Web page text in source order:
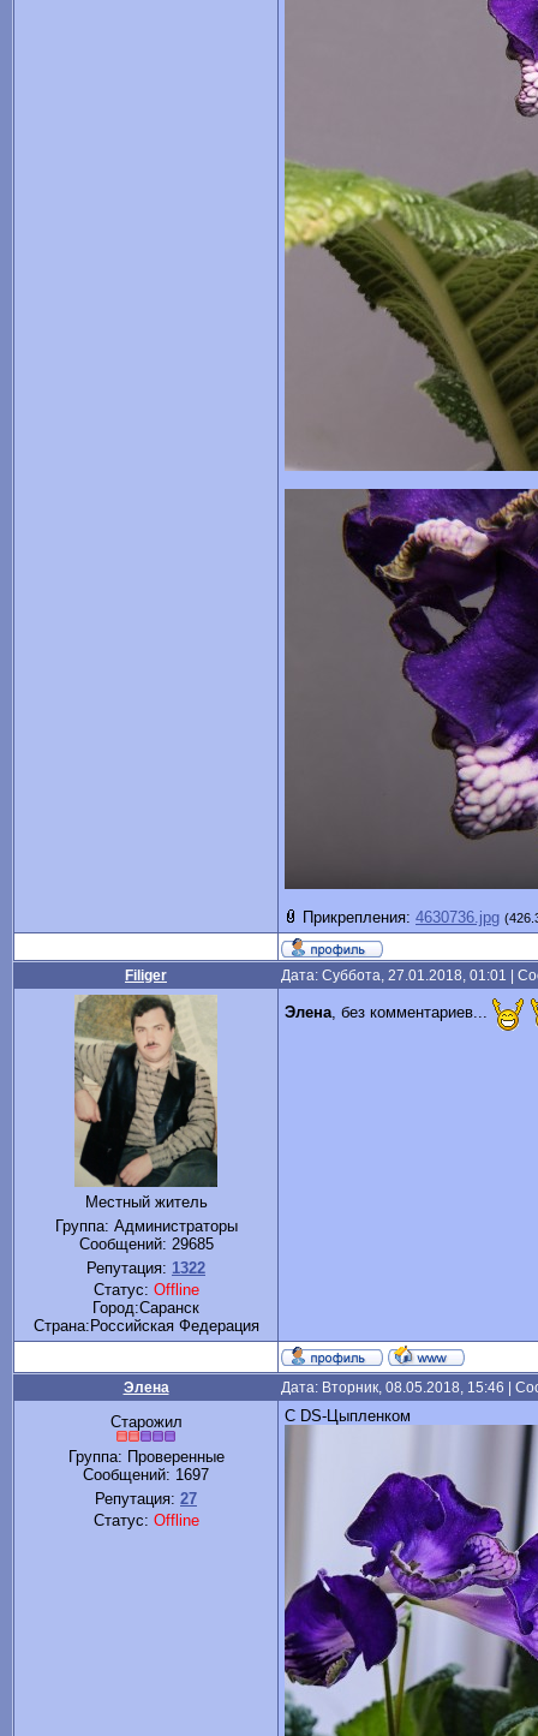
Прикрепления: 4630736.jpg
Filiger Дата: Суббота, 27.01.2018, 01:01 |
Местный житель
Группа: Администраторы
Сообщений: 29685
Репутация: 1322
Статус: Offline
Город:Саранск
Cтрана:Российская Федерация
Элена , без комментариев...
Элена Дата: Вторник, 08.05.2018, 15:46 |
Старожил
Группа: Проверенные
Сообщений: 1697
Репутация: 27
Статус: Offline
С DS-Цыпленком